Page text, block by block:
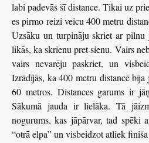
labi padevās šī distance. Tikai uz
es pirmo reizi veicu 400 metru
Uzsāku un turpināju skriet ar pilnu
likās, ka skrienu pret sienu. Vairs
vairs nevarēju paskriet, un
Izrādījās, ka 400 metru distancē
60 metros. Distances garums ir
Sākumā jauda ir lielāka. Tā
nogurums, kas jāpārvar, tad spēki
“otrā elpa” un visbeidzot atliek